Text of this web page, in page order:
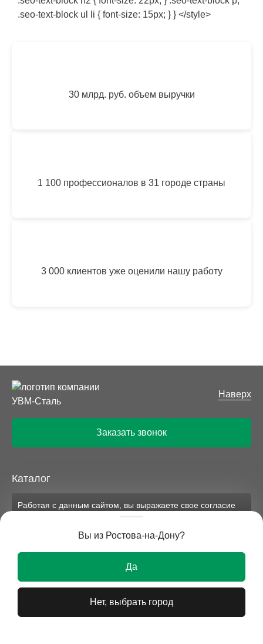
.seo-text-block ul li { font-size: 15px; } } </style>
30 млрд. руб. объем выручки
1 100 профессионалов в 31 городе страны
3 000 клиентов уже оценили нашу работу
Наверх
Заказать звонок
Каталог
Компания
исключительно информационный характер и ни при
каких условиях не является публичной офертой.
© 2026 УВМ-СТАЛЬ
Вы из Ростова-на-Дону?
Да
Нет, выбрать город
Работая с данным сайтом, вы выражаете свое согласие
данных на условиях, изложенных в
соответствующих